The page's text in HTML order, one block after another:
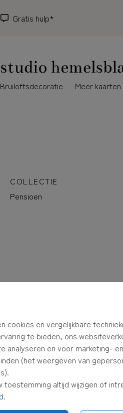
Gratis hulp*
Bruiloftsdecoratie Meer
cookies en vergelijkbare
te bieden, ons
analyseren en voor marketing-
(het weergeven van
toestemming altijd wijzigen of
.
COLLECTIE
Pensioen